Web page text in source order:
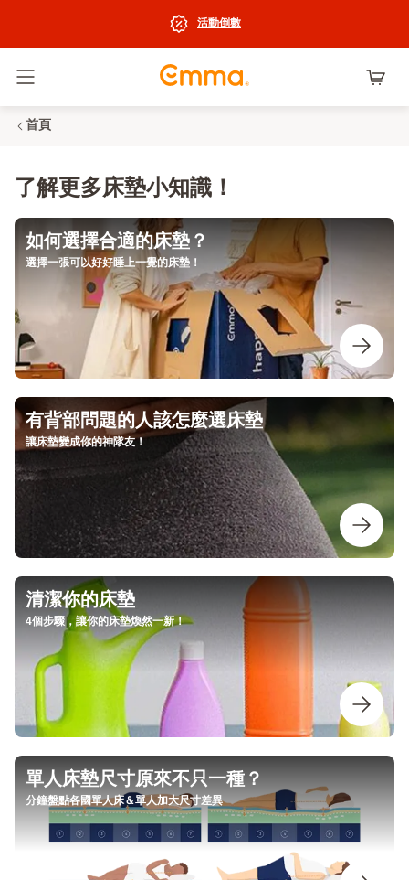
活動倒數
首頁
了解更多床墊小知識！
如何選擇合適的床墊？
選擇一張可以好好睡上一覺的床墊！
有背部問題的人該怎麼選床墊
讓床墊變成你的神隊友！
清潔你的床墊
4個步驟，讓你的床墊煥然一新！
單人床墊尺寸原來不只一種？
分鐘盤點各國單人床＆單人加大尺寸差異